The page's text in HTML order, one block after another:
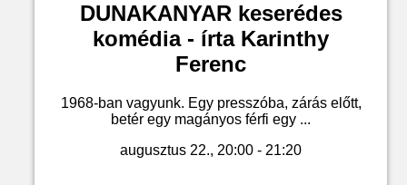
DUNAKANYAR keserédes
komédia - írta Karinthy
Ferenc
1968-ban vagyunk. Egy presszóba, zárás előtt,
betér egy magányos férfi egy ...
augusztus 22., 20:00 - 21:20